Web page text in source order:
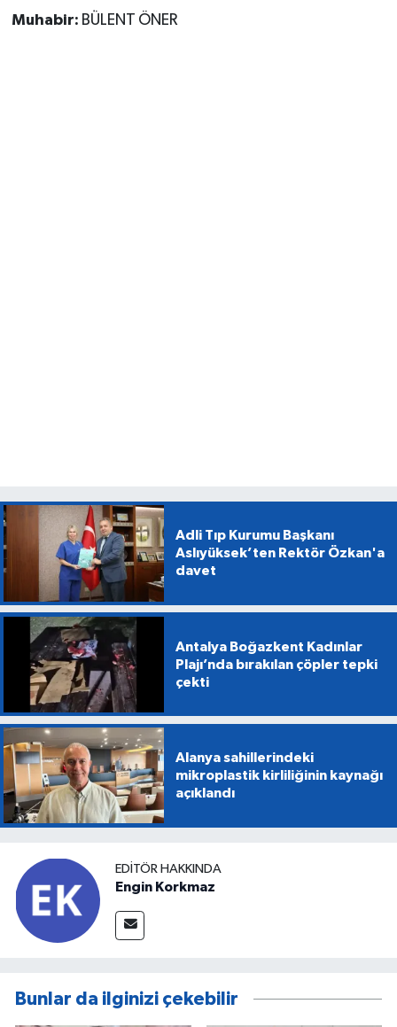
Muhabir: BÜLENT ÖNER
Adli Tıp Kurumu Başkanı
Aslıyüksek’ten Rektör Özkan'a
davet
Antalya Boğazkent Kadınlar
Plajı’nda bırakılan çöpler tepki
çekti
Alanya sahillerindeki
mikroplastik kirliliğinin kaynağı
açıklandı
EDITÖR HAKKINDA
Engin Korkmaz
Bunlar da ilginizi çekebilir